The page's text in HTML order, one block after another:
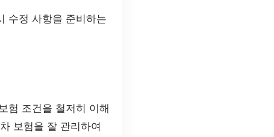
수정 사항을 준비하는
험 조건을 철저히 이해
보험을 잘 관리하여